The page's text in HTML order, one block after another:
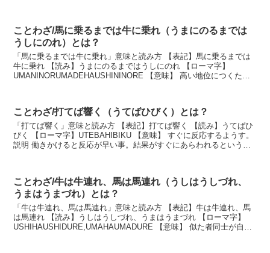
ことわざ/馬に乗るまでは牛に乗れ（うまにのるまでは
うしにのれ）とは？
「馬に乗るまでは牛に乗れ」意味と読み方 【表記】馬に乗るまでは
牛に乗れ 【読み】うまにのるまではうしにのれ 【ローマ字】
UMANINORUMADEHAUSHININORE 【意味】 高い地位につくため
ことわざ/打てば響く（うてばひびく）とは？
「打てば響く」意味と読み方 【表記】打てば響く 【読み】うてばひ
びく 【ローマ字】UTEBAHIBIKU 【意味】 すぐに反応するようす。
説明 働きかけると反応が早い事。結果がすぐにあらわれるという
ことわざ/牛は牛連れ、馬は馬連れ（うしはうしづれ、
うまはうまづれ）とは？
「牛は牛連れ、馬は馬連れ」意味と読み方 【表記】牛は牛連れ、馬
は馬連れ 【読み】うしはうしづれ、うまはうまづれ 【ローマ字】
USHIHAUSHIDURE,UMAHAUMADURE 【意味】 似た者同士が自然